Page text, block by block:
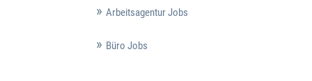
Arbeitsagentur Jobs
Büro Jobs